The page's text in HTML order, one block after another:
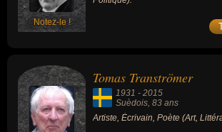
Notez-le !
Tomas Tranströmer
1931 - 2015
Suèdois, 83 ans
Artiste, Écrivain, Poète (Art,